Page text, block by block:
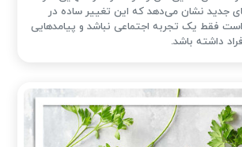
جدید نشان می‌دهد که این تغییر ساده در
فقط یک تجربه اجتماعی نباشد و پیامدهایی
داشته باشد.